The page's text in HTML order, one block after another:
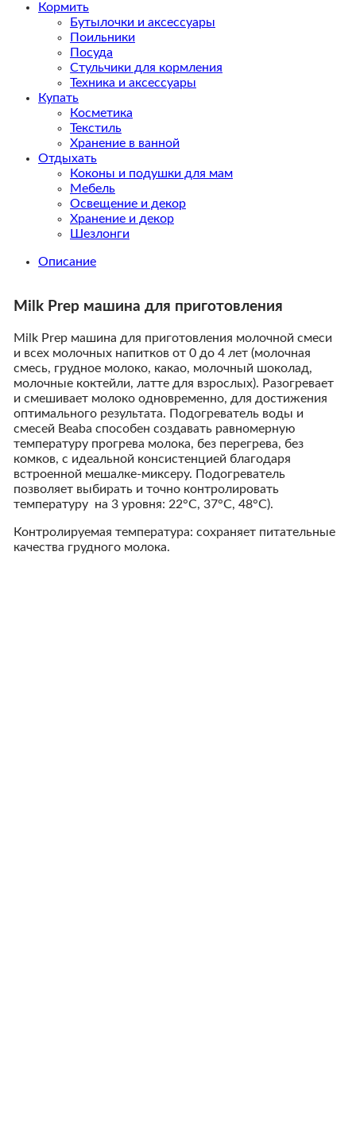
Кормить
Бутылочки и аксессуары
Поильники
Посуда
Стульчики для кормления
Техника и аксессуары
Купать
Косметика
Текстиль
Хранение в ванной
Отдыхать
Коконы и подушки для мам
Мебель
Освещение и декор
Хранение и декор
Шезлонги
Описание
Milk Prep машина для приготовления
Milk Prep машина для приготовления молочной смеси
и всех молочных напитков от 0 до 4 лет (молочная
смесь, грудное молоко, какао, молочный шоколад,
молочные коктейли, латте для взрослых). Разогревает
и смешивает молоко одновременно, для достижения
оптимального результата. Подогреватель воды и
смесей Beaba способен создавать равномерную
температуру прогрева молока, без перегрева, без
комков, с идеальной консистенцией благодаря
встроенной мешалке-миксеру. Подогреватель
позволяет выбирать и точно контролировать
температуру на 3 уровня: 22°C, 37°C, 48°C).
Контролируемая температура: сохраняет питательные
качества грудного молока.